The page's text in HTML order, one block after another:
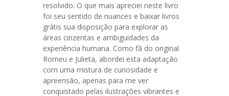
resolvido. O que mais apreciei neste livro
foi seu sentido de nuances e baixar livros
grátis sua disposição para explorar as
áreas cinzentas e ambiguidades da
experiência humana. Como fã do original
Romeu e Julieta, abordei esta adaptação
com uma mistura de curiosidade e
apreensão, apenas para me ver
conquistado pelas ilustrações vibrantes e